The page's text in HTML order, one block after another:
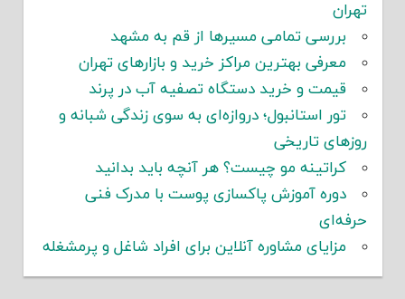
تهران
بررسی تمامی مسیرها از قم به مشهد
معرفی بهترین مراکز خرید و بازارهای تهران
قیمت و خرید دستگاه تصفیه آب در پرند
تور استانبول؛ دروازه‌ای به سوی زندگی شبانه و
روزهای تاریخی
کراتینه مو چیست؟ هر آنچه باید بدانید
دوره آموزش پاکسازی پوست با مدرک فنی
حرفه‌ای
مزایای مشاوره آنلاین برای افراد شاغل و پرمشغله